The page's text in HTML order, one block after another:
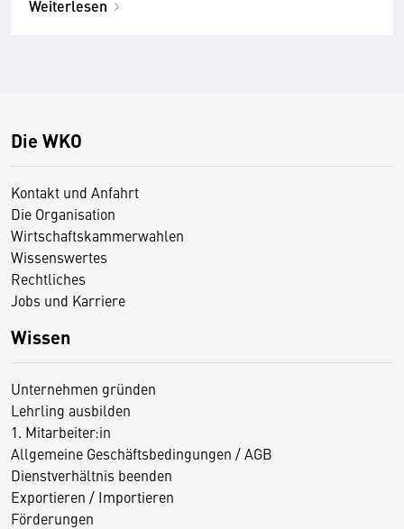
Weiterlesen
Die WKO
Kontakt und Anfahrt
Die Organisation
Wirtschaftskammerwahlen
Wissenswertes
Rechtliches
Jobs und Karriere
Wissen
Unternehmen gründen
Lehrling ausbilden
1. Mitarbeiter:in
Allgemeine Geschäftsbedingungen / AGB
Dienstverhältnis beenden
Exportieren / Importieren
Förderungen